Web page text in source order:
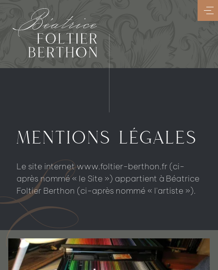
contenu
principal
MENTIONS LÉGALES
Le site internet www.foltier-berthon.fr (ci-
après nommé « le Site ») appartient à Béatrice
Foltier Berthon (ci-après nommé « l'artiste »).